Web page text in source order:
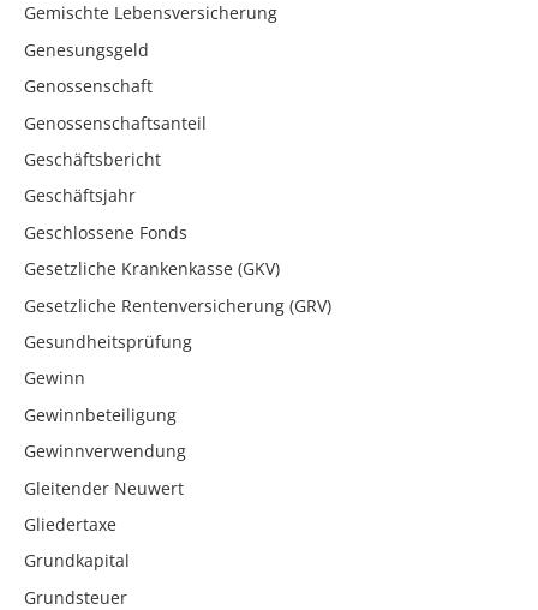
Gemischte Lebensversicherung
Genesungsgeld
Genossenschaft
Genossenschaftsanteil
Geschäftsbericht
Geschäftsjahr
Geschlossene Fonds
Gesetzliche Krankenkasse (GKV)
Gesetzliche Rentenversicherung (GRV)
Gesundheitsprüfung
Gewinn
Gewinnbeteiligung
Gewinnverwendung
Gleitender Neuwert
Gliedertaxe
Grundkapital
Grundsteuer